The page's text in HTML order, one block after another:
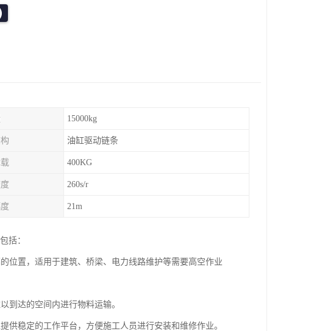
15000kg
油缸驱动链条
400KG
260s/r
21m
括：
位置，适用于建筑、桥梁、电力线路维护等需要高空作业
到达的空间内进行物料运输。
供稳定的工作平台，方便施工人员进行安装和维修作业。